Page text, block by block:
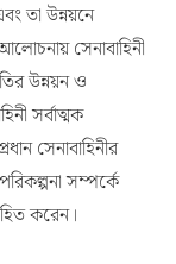
তা উন্নয়নে
সেনাবাহিনী
উন্নয়ন ও
সর্বাত্মক
সেনাবাহিনীর
সম্পর্কে
করেন।